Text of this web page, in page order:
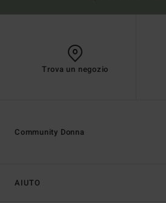
Trova un negozio
AIUTO
Community Donna